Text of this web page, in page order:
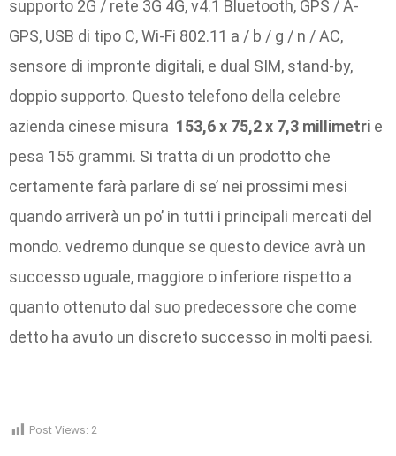
supporto 2G / rete 3G 4G, v4.1 Bluetooth, GPS / A-
GPS, USB di tipo C, Wi-Fi 802.11 a / b / g / n / AC,
sensore di impronte digitali, e dual SIM, stand-by,
doppio supporto. Questo telefono della celebre
azienda cinese misura 153,6 x 75,2 x 7,3 millimetri e
pesa 155 grammi. Si tratta di un prodotto che
certamente farà parlare di se’ nei prossimi mesi
quando arriverà un po’ in tutti i principali mercati del
mondo. vedremo dunque se questo device avrà un
successo uguale, maggiore o inferiore rispetto a
quanto ottenuto dal suo predecessore che come
detto ha avuto un discreto successo in molti paesi.
Post Views: 2